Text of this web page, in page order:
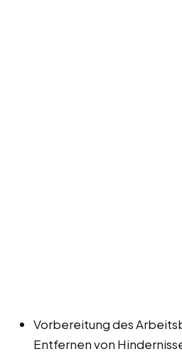
Vorbereitung des
Entfernen von